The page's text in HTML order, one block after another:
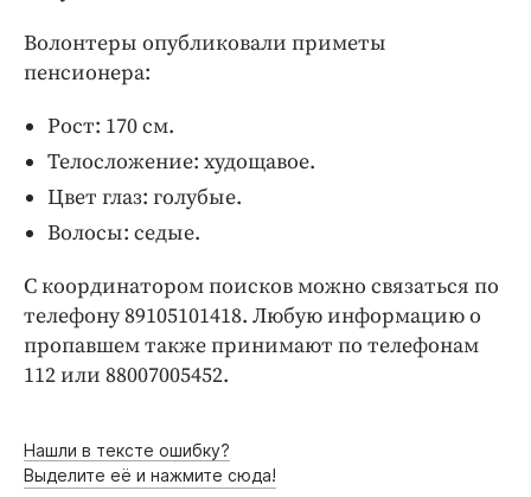
Волонтеры опубликовали приметы
пенсионера:
Рост: 170 см.
Телосложение: xудощавое.
Цвет глаз: голубые.
Волосы: седые.
С координатором поисков можно связаться по
телефону 89105101418. Любую информацию о
пропавшем также принимают по телефонам
112 или 88007005452.
Нашли в тексте ошибку?
Выделите её и нажмите сюда!